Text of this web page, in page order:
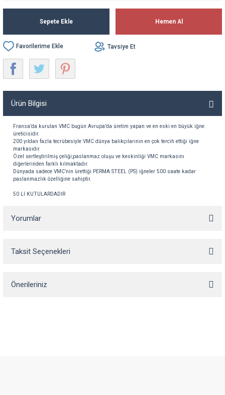
Sepete Ekle Hemen Al
Tavsiye Et
Ürün Bilgisi
Fransa’da kurulan VMC bugün Avrupa’da üretim yapan ve en eski en büyük iğne
üreticisidir.
200 yıldan fazla tecrübesiyle VMC dünya balıkçılarının en çok tercih ettiği iğne
markasıdır.
Özel
sertleştirilmiş çeliği paslanmaz oluşu ve keskinliği VMC markasını
diğerlerinden farklı kılmaktadır.
Dünyada sadece VMC’nin ürettiği PERMA STEEL (PS) iğneler 500 saate kadar
paslanmazlık özelliğine sahiptir.
50 Lİ KUTULARDADIR
Yorumlar
Taksit Seçenekleri
Önerileriniz